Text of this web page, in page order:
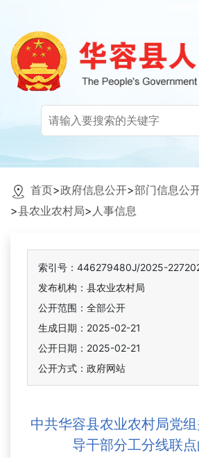
首页>政府信息公开>部门信息公
>县农业农村局> 人事信息
索引号：446279480J/2025-
发布机构：县农业农村局
公开范围：全部公开
生成日期：2025-02-21
公开日期：2025-02-21
公开方式：政府网站
中共华容县农业农村局党
导干部分工分线联